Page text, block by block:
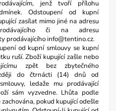
jenž tvoří přílohu
Odstoupení od kupní
zasílat mimo jiné na adresu
či na adresu
prodávajícího info@tentino.cz.
od kupní smlouvy se kupní
ruší. Zboží kupující zašle nebo
zpět bez zbytečného
do čtrnácti (14) dnů od
ledaže mu prodávající
sám vyzvedne. Lhůta podle
pokud kupující odešle